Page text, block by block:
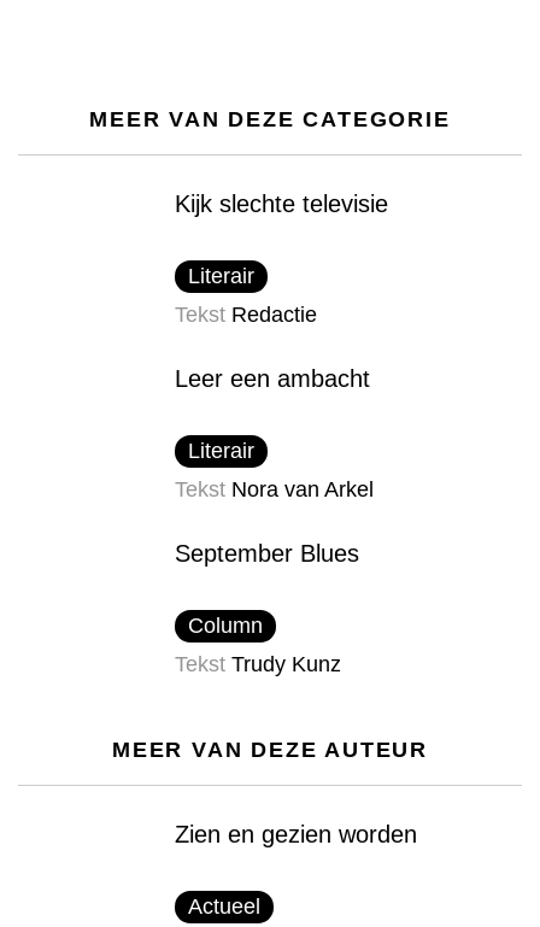
MEER VAN DEZE CATEGORIE
Kijk slechte televisie
Literair
Tekst Redactie
Leer een ambacht
Literair
Tekst Nora van Arkel
September Blues
Column
Tekst Trudy Kunz
MEER VAN DEZE AUTEUR
Zien en gezien worden
Actueel